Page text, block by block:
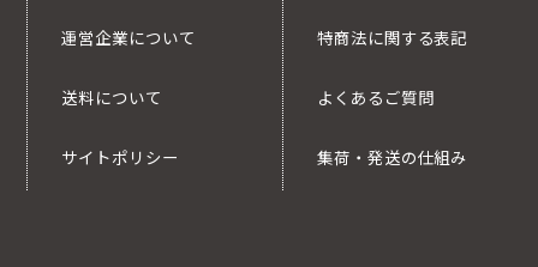
運営企業について
送料について
サイトポリシー
特商法に関する表記
よくあるご質問
集荷・発送の仕組み